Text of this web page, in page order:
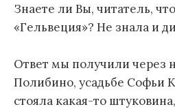
Знаете ли Вы, читатель,
«Гельвеция»? Не знала и
Ответ мы получили через
Полибино, усадьбе Софьи
стояла какая-то